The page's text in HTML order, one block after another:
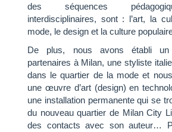
des séquences
interdisciplinaires, sont : l’art, la
mode, le design et la culture
De plus, nous avons établi
partenaires à Milan, une styliste
dans le quartier de la mode et
une œuvre d’art (design) en
une installation permanente qui se
du nouveau quartier de Milan City
des contacts avec son auteur…